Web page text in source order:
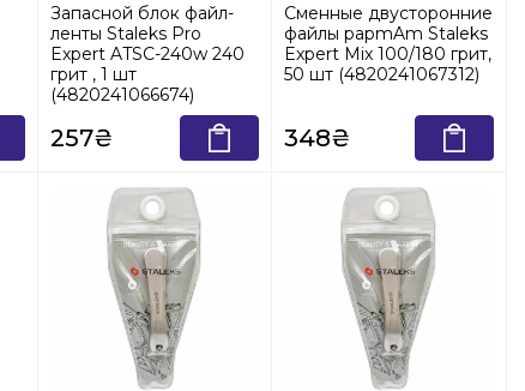
Запасной блок файл-
ленты Staleks Pro
Expert ATSC-240w 240
грит , 1 шт
(4820241066674)
257₴
Сменные двусторонние
файлы papmAm Staleks
Expert Mix 100/180 грит,
50 шт (4820241067312)
348₴